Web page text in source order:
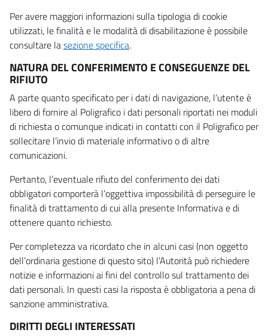
Per avere maggiori informazioni sulla tipologia di cookie
utilizzati, le finalità e le modalità di disabilitazione è possibile
consultare lasezione specifica.
NATURA DEL CONFERIMENTO E CONSEGUENZE DEL
RIFIUTO
A parte quanto specificato per i dati di navigazione, l’utente è
libero di fornire al Poligrafico i dati personali riportati nei moduli
di richiesta o comunque indicati in contatti con il Poligrafico per
sollecitare l’invio di materiale informativo o di altre
comunicazioni.
Pertanto, l’eventuale rifiuto del conferimento dei dati
obbligatori comporterà l’oggettiva impossibilità di perseguire le
finalità di trattamento di cui alla presente Informativa e di
ottenere quanto richiesto.
Per completezza va ricordato che in alcuni casi (non oggetto
dell’ordinaria gestione di questo sito) l’Autorità può richiedere
notizie e informazioni ai fini del controllo sul trattamento dei
dati personali. In questi casi la risposta è obbligatoria a pena di
sanzione amministrativa.
DIRITTI DEGLI INTERESSATI